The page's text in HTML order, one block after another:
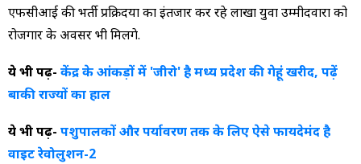
एफसीआई की भर्ती प्रक्रिदया का इंतजार कर रहे लाखों युवा उम्मीदवारों को
रोजगार के अवसर भी मिलेंगे.
ये भी पढ़ें- केंद्र के आंकड़ों में 'जीरो' है मध्य प्रदेश की गेहूं खरीद, पढ़ें
बाकी राज्यों का हाल
ये भी पढ़ें- पशुपालकों और पर्यावरण तक के लिए ऐसे फायदेमंद है
वाइट रेवोलुशन-2